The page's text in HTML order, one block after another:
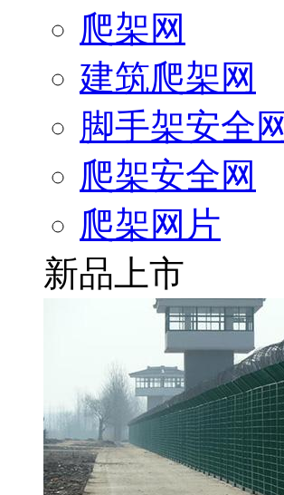
爬架网
建筑爬架网
脚手架安全网
爬架安全网
爬架网片
新品上市